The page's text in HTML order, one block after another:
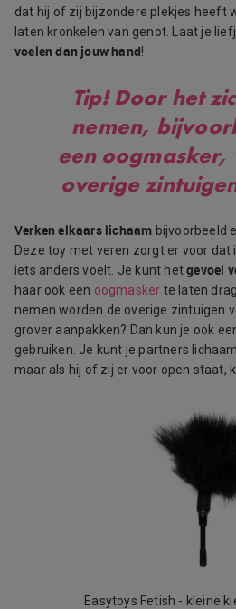
dat hij of zij bijzondere plekjes heeft
laten kronkelen van genot. Laat je
voelen dan jouw hand!
Tip!Door het
nemen,
een
overige
Verken elkaars lichaam bijvoorbeeld
Deze toy met veren zorgt er voor dat
iets anders voelt. Je kunt hetgevoel
haar ook een oogmasker te laten
nemen worden de overige zintuigen
grover aanpakken? Dan kun je ook
gebruiken. Je kunt je partners lichaam
maar als hij of zij er voor open staat,
Easytoys Fetish - kleine